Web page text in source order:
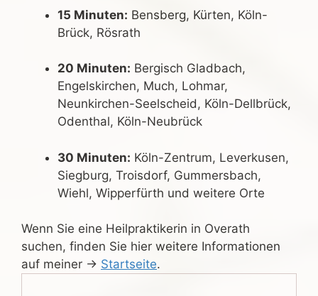
15 Minuten: Bensberg, Kürten, Köln-
Brück, Rösrath
20 Minuten: Bergisch Gladbach,
Engelskirchen, Much, Lohmar,
Neunkirchen-Seelscheid, Köln-Dellbrück,
Odenthal, Köln-Neubrück
30 Minuten: Köln-Zentrum, Leverkusen,
Siegburg, Troisdorf, Gummersbach,
Wiehl, Wipperfürth und weitere Orte
Wenn Sie eine Heilpraktikerin in Overath
suchen, finden Sie hier weitere Informationen
auf meiner → Startseite.